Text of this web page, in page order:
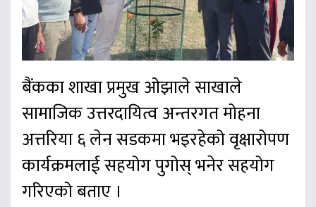
बैंकका शाखा प्रमुख ओझाले साखाले
सामाजिक उत्तरदायित्व अन्तरगत मोहना
अत्तरिया ६ लेन सडकमा भइरहेको वृक्षारोपण
कार्यक्रमलाई सहयोग पुगोस् भनेर सहयोग
गरिएको बताए ।